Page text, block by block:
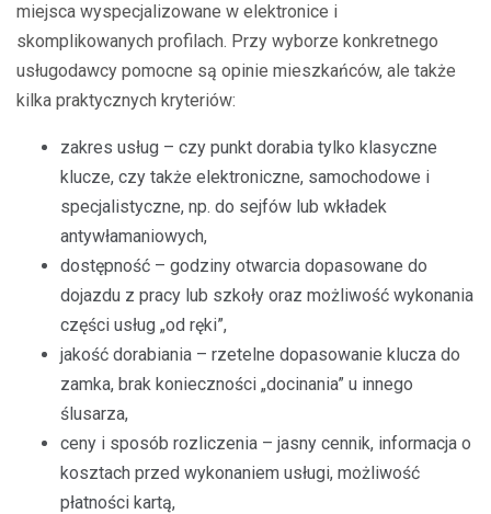
miejsca wyspecjalizowane w elektronice i
skomplikowanych profilach. Przy wyborze konkretnego
usługodawcy pomocne są opinie mieszkańców, ale także
kilka praktycznych kryteriów:
zakres usług – czy punkt dorabia tylko klasyczne
klucze, czy także elektroniczne, samochodowe i
specjalistyczne, np. do sejfów lub wkładek
antywłamaniowych,
dostępność – godziny otwarcia dopasowane do
dojazdu z pracy lub szkoły oraz możliwość wykonania
części usług „od ręki”,
jakość dorabiania – rzetelne dopasowanie klucza do
zamka, brak konieczności „docinania” u innego
ślusarza,
ceny i sposób rozliczenia – jasny cennik, informacja o
kosztach przed wykonaniem usługi, możliwość
płatności kartą,